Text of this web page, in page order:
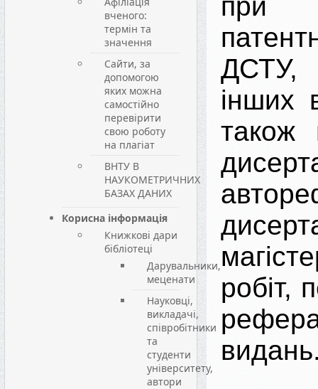
вченого:
термін та
значення
Сайти, за
допомогою
яких можна
самостійно
перевірити
свою роботу
на плагіат
ВНТУ В
НАУКОМЕТРИЧНИХ
БАЗАХ ДАНИХ
Корисна інформація
Книжкові дари
бібліотеці
Дарувальники,
меценати
Науковці,
викладачі,
співробітники
та
студенти
університету,
автори
ДСТУ,
інших
також
робіт,